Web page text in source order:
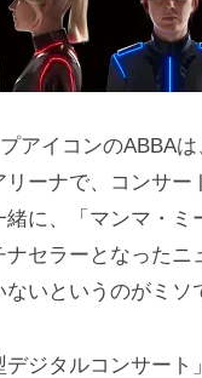
アイコンのABBA
ーナで、コンサー
に、「マンマ・
セラーとなった
いというのがミソ
デジタルコンサー